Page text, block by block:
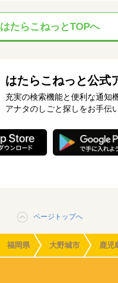
はたらこねっとTOPへ
はたらこねっと公式
充実の検索機能と便利な通知
アナタのしごと探しをお手伝
ページトップへ
福岡県 大野城市 鹿児